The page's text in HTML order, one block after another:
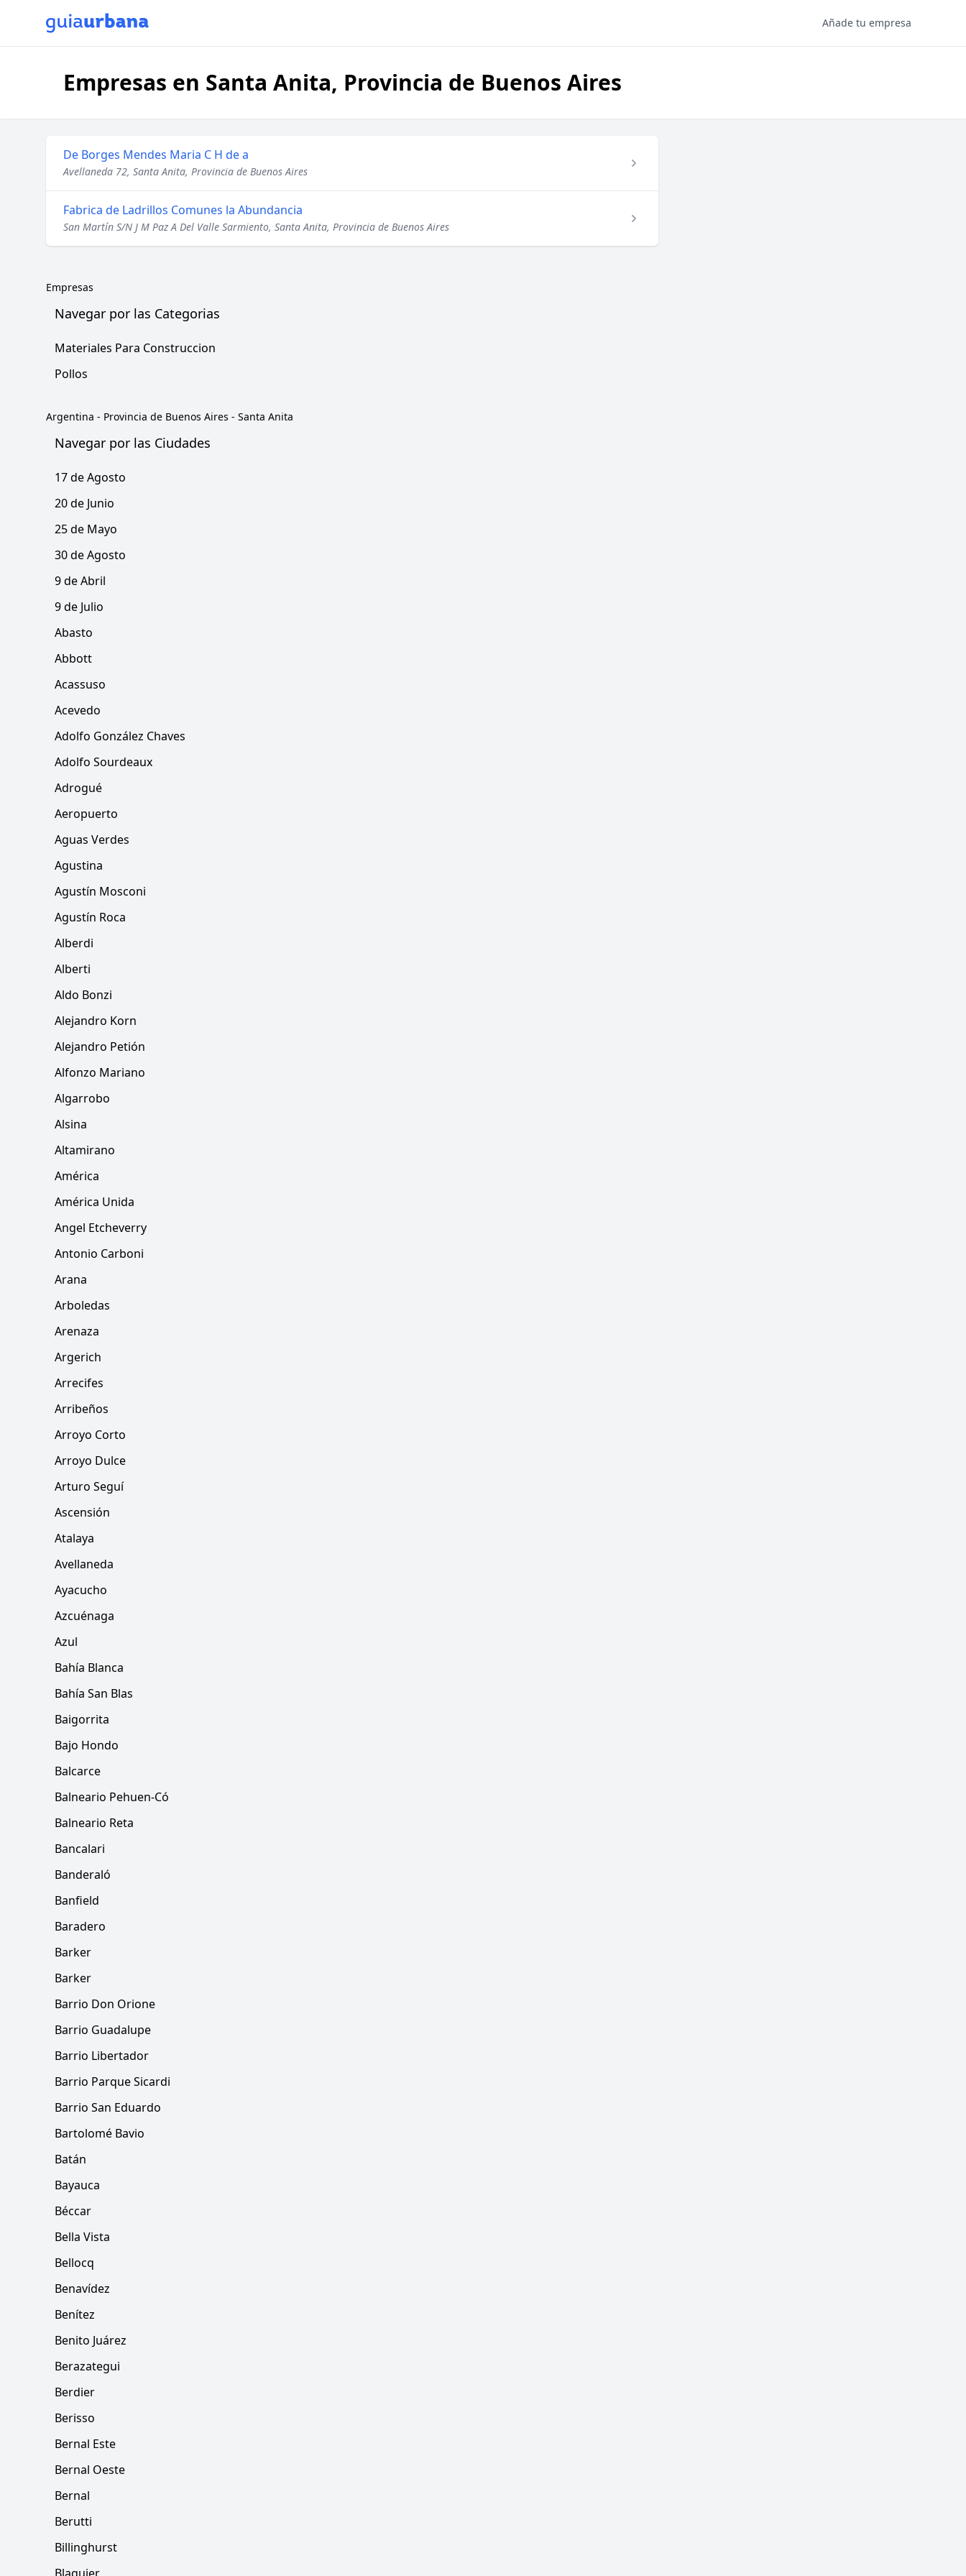
Añade tu empresa
Empresas en Santa Anita, Provincia de Buenos Aires
De Borges Mendes Maria C H de a
Avellaneda 72, Santa Anita, Provincia de Buenos Aires
Fabrica de Ladrillos Comunes la Abundancia
San Martín S/N J M Paz A Del Valle Sarmiento, Santa Anita, Provincia de Buenos Aires
Empresas
Navegar por las Categorias
Materiales Para Construccion
Pollos
Argentina - Provincia de Buenos Aires - Santa Anita
Navegar por las Ciudades
17 de Agosto
20 de Junio
25 de Mayo
30 de Agosto
9 de Abril
9 de Julio
Abasto
Abbott
Acassuso
Acevedo
Adolfo González Chaves
Adolfo Sourdeaux
Adrogué
Aeropuerto
Aguas Verdes
Agustina
Agustín Mosconi
Agustín Roca
Alberdi
Alberti
Aldo Bonzi
Alejandro Korn
Alejandro Petión
Alfonzo Mariano
Algarrobo
Alsina
Altamirano
América
América Unida
Angel Etcheverry
Antonio Carboni
Arana
Arboledas
Arenaza
Argerich
Arrecifes
Arribeños
Arroyo Corto
Arroyo Dulce
Arturo Seguí
Ascensión
Atalaya
Avellaneda
Ayacucho
Azcuénaga
Azul
Bahía Blanca
Bahía San Blas
Baigorrita
Bajo Hondo
Balcarce
Balneario Pehuen-Có
Balneario Reta
Bancalari
Banderaló
Banfield
Baradero
Barker
Barker
Barrio Don Orione
Barrio Guadalupe
Barrio Libertador
Barrio Parque Sicardi
Barrio San Eduardo
Bartolomé Bavio
Batán
Bayauca
Béccar
Bella Vista
Bellocq
Benavídez
Benítez
Benito Juárez
Berazategui
Berdier
Berisso
Bernal Este
Bernal Oeste
Bernal
Berutti
Billinghurst